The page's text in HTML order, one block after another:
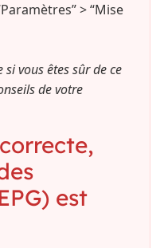
> “Mise
vous êtes sûr de ce
de votre
est